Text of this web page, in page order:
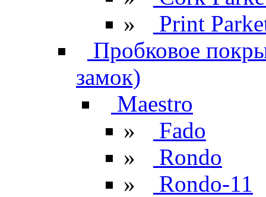
»
Print
Пробковое
замок)
Maestro
»
Fado
»
Rondo
»
Rondo-11